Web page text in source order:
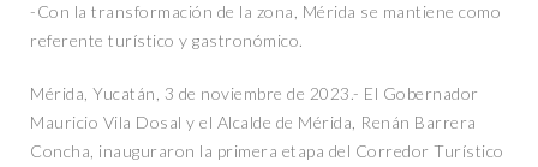
-Con la transformación de la zona, Mérida se mantiene como
referente turístico y gastronómico.
Mérida, Yucatán, 3 de noviembre de 2023.- El Gobernador
Mauricio Vila Dosal y el Alcalde de Mérida, Renán Barrera
Concha, inauguraron la primera etapa del Corredor Turístico